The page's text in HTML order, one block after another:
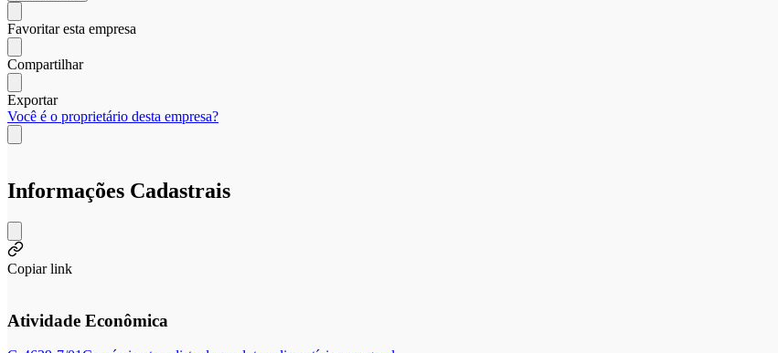
Favoritar esta empresa
Compartilhar
Exportar
Você é o proprietário desta empresa?
Informações Cadastrais
Copiar link
Atividade Econômica